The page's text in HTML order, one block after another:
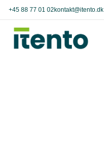
+45 88 77 01 02kontakt@itento.dk